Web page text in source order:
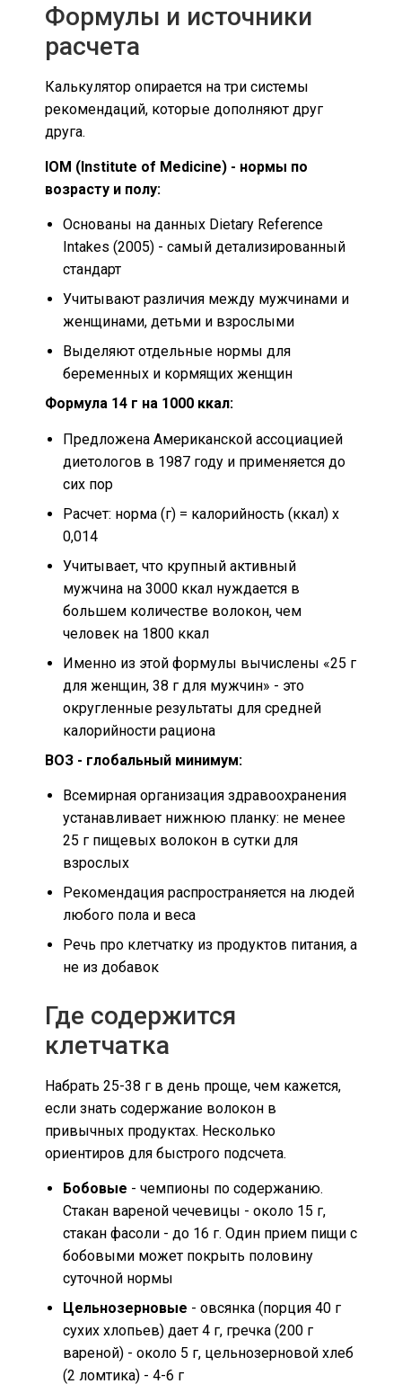
Формулы и источники
расчета
Калькулятор опирается на три системы
рекомендаций, которые дополняют друг
друга.
IOM (Institute of Medicine) - нормы по
возрасту и полу:
Основаны на данных Dietary Reference
Intakes (2005) - самый детализированный
стандарт
Учитывают различия между мужчинами и
женщинами, детьми и взрослыми
Выделяют отдельные нормы для
беременных и кормящих женщин
Формула 14 г на 1000 ккал:
Предложена Американской ассоциацией
диетологов в 1987 году и применяется до
сих пор
Расчет: норма (г) = калорийность (ккал) x
0,014
Учитывает, что крупный активный
мужчина на 3000 ккал нуждается в
большем количестве волокон, чем
человек на 1800 ккал
Именно из этой формулы вычислены «25 г
для женщин, 38 г для мужчин» - это
округленные результаты для средней
калорийности рациона
ВОЗ - глобальный минимум:
Всемирная организация здравоохранения
устанавливает нижнюю планку: не менее
25 г пищевых волокон в сутки для
взрослых
Рекомендация распространяется на людей
любого пола и веса
Речь про клетчатку из продуктов питания, а
не из добавок
Где содержится
клетчатка
Набрать 25-38 г в день проще, чем кажется,
если знать содержание волокон в
привычных продуктах. Несколько
ориентиров для быстрого подсчета.
Бобовые - чемпионы по содержанию.
Стакан вареной чечевицы - около 15 г,
стакан фасоли - до 16 г. Один прием пищи с
бобовыми может покрыть половину
суточной нормы
Цельнозерновые - овсянка (порция 40 г
сухих хлопьев) дает 4 г, гречка (200 г
вареной) - около 5 г, цельнозерновой хлеб
(2 ломтика) - 4-6 г